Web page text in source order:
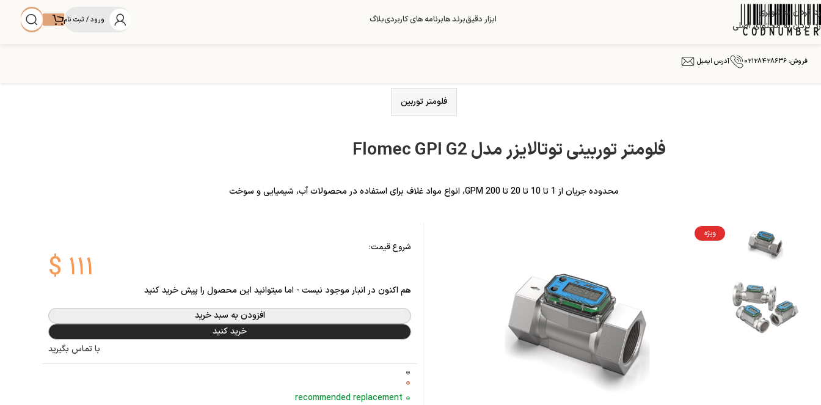
رد کردن به ناوبری
رد کردن به محتوای اصلی
ابزار دقیقبرند هابرنامه های کاربردیبلاگ ورود / ثبت نام
فروش: ۰۲۱۲۸۴۲۸۶۳۶ آدرس ایمیل
فلومتر توربین
فلومتر توربینی توتالایزر مدل Flomec GPI G2
محدوده جریان از 1 تا 10 تا 20 تا 200 GPM، انواع مواد غلاف برای استفاده در محصولات آب، شیمیایی و سوخت
ویژه
شروع قیمت:
$ ۱۱۱
هم اکنون در انبار موجود نیست - اما میتوانید این محصول را پیش خرید کنید
افزودن به سبد خرید
خرید کنید
با تماس بگیرید
recommended replacement